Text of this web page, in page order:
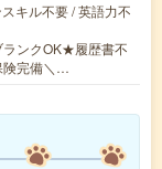
キル不要 / 英語力不
ンクOK★履歴書不
険完備＼…